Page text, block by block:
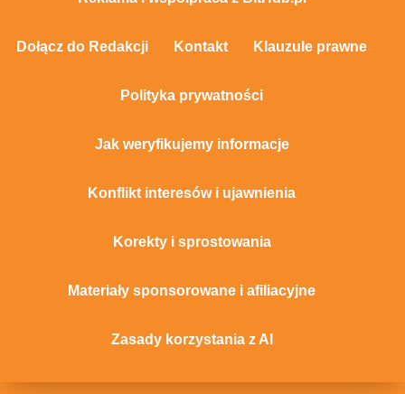
Dołącz do Redakcji Kontakt Klauzule prawne
Polityka prywatności
Jak weryfikujemy informacje
Konflikt interesów i ujawnienia
Korekty i sprostowania
Materiały sponsorowane i afiliacyjne
Zasady korzystania z AI